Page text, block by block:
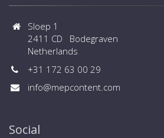
Sloep 1
2411 CD Bodegraven
Netherlands
+31 172 63 00 29
info@mepcontent.com
Social